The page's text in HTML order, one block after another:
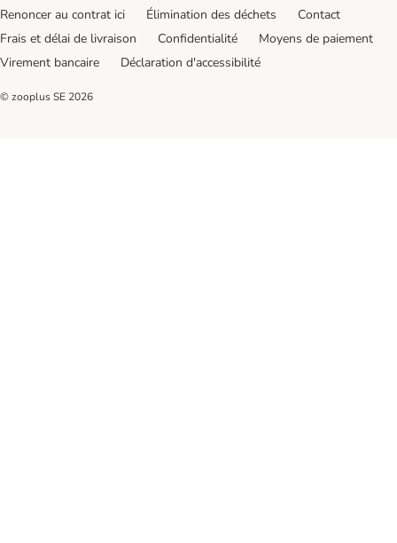
Renoncer au contrat ici
Élimination des déchets
Contact
Frais et délai de livraison
Confidentialité
Moyens de paiement
Virement bancaire
Déclaration d'accessibilité
© zooplus SE 2026